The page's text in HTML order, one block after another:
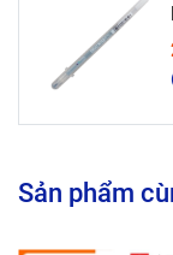
Sản phẩm